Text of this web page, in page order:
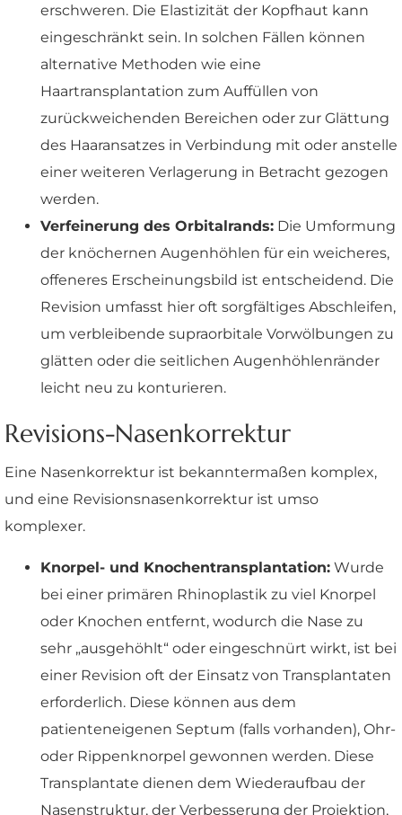
erschweren. Die Elastizität der Kopfhaut kann
eingeschränkt sein. In solchen Fällen können
alternative Methoden wie eine
Haartransplantation zum Auffüllen von
zurückweichenden Bereichen oder zur Glättung
des Haaransatzes in Verbindung mit oder anstelle
einer weiteren Verlagerung in Betracht gezogen
werden.
Verfeinerung des Orbitalrands: Die Umformung
der knöchernen Augenhöhlen für ein weicheres,
offeneres Erscheinungsbild ist entscheidend. Die
Revision umfasst hier oft sorgfältiges Abschleifen,
um verbleibende supraorbitale Vorwölbungen zu
glätten oder die seitlichen Augenhöhlenränder
leicht neu zu konturieren.
Revisions-Nasenkorrektur
Eine Nasenkorrektur ist bekanntermaßen komplex,
und eine Revisionsnasenkorrektur ist umso
komplexer.
Knorpel- und Knochentransplantation: Wurde
bei einer primären Rhinoplastik zu viel Knorpel
oder Knochen entfernt, wodurch die Nase zu
sehr „ausgehöhlt“ oder eingeschnürt wirkt, ist bei
einer Revision oft der Einsatz von Transplantaten
erforderlich. Diese können aus dem
patienteneigenen Septum (falls vorhanden), Ohr-
oder Rippenknorpel gewonnen werden. Diese
Transplantate dienen dem Wiederaufbau der
Nasenstruktur, der Verbesserung der Projektion,